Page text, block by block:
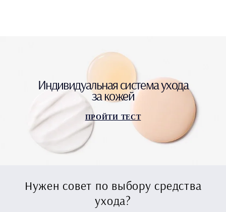
Индивидуальная система ухода
за кожей
ПРОЙТИ ТЕСТ
Нужен совет по выбору средства
ухода?